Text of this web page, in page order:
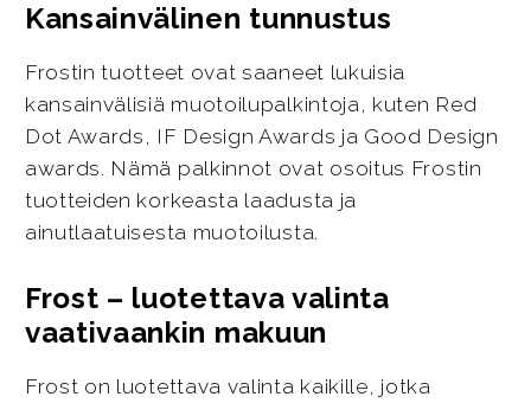
Kansainvälinen tunnustus
Frostin tuotteet ovat saaneet lukuisia
kansainvälisiä muotoilupalkintoja, kuten Red
Dot Awards, IF Design Awards ja Good Design
awards. Nämä palkinnot ovat osoitus Frostin
tuotteiden korkeasta laadusta ja
ainutlaatuisesta muotoilusta.
Frost – luotettava valinta
vaativaankin makuun
Frost on luotettava valinta kaikille, jotka